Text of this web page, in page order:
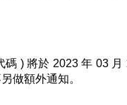
) 將於 2023 年 03
做額外通知。